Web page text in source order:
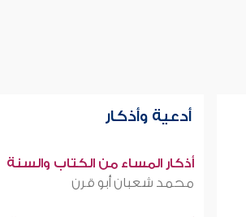
أدعية وأذكار
أذكار المساء من الكتاب والسنة
محمد شعبان أبو قرن